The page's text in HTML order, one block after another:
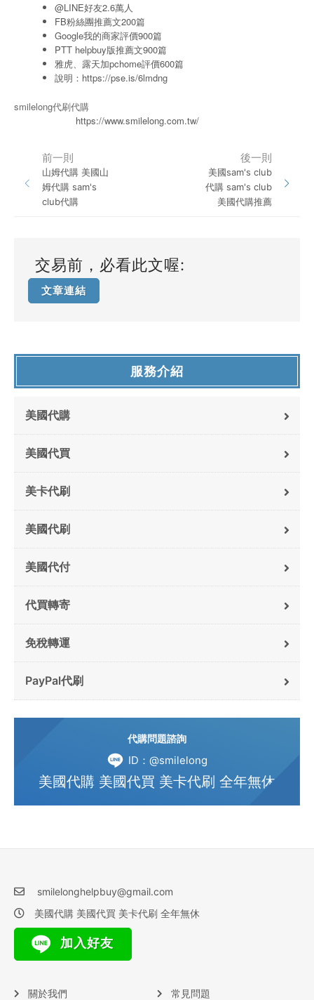
@LINE好友2.6萬人
FB粉絲團推薦文200篇
Google我的商家評價900篇
PTT helpbuy版推薦文900篇
雅虎、露天加pchome評價600篇
說明： https://pse.is/6lmdng
smilelong代刷代購
https://www.smilelong.com.tw/
前一則
山姆代購 美國山
姆代購 sam's
club代購
後一則
美國sam's club
代購 sam's club
美國代購推薦
交易前，必看此文喔:
文章連結
服務介紹
美國代購
美國代買
美卡代刷
美國代刷
美國代付
代買轉寄
免稅轉運
PayPal代刷
代購問題諮詢
ID：@smilelong
美國代購 美國代買 美卡代刷 全年無休
smilelonghelpbuy@gmail.com
美國代購 美國代買 美卡代刷 全年無休
加入好友
關於我們 常見問題